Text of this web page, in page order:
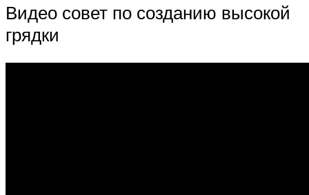
Видео совет по созданию высокой
грядки